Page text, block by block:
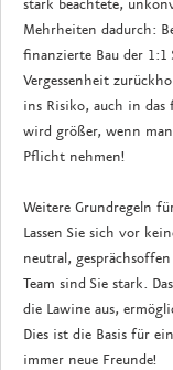
stark beachtete,
Mehrheiten dadurch:
finanzierte Bau der
Vergessenheit
ins Risiko, auch in das
wird größer, wenn
Pflicht nehmen!
Weitere Grundregeln
Lassen Sie sich vor
neutral,
Team sind Sie stark.
die Lawine aus,
Dies ist die Basis für
immer neue Freunde!